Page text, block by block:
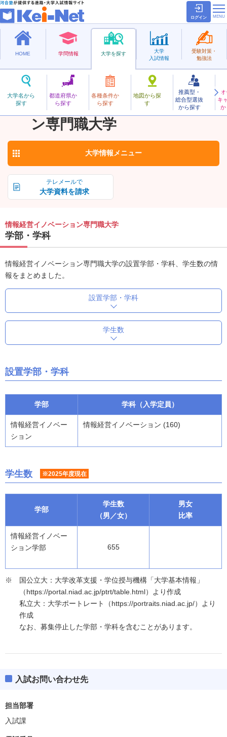
ログイン
HOME 学問情報 大学を探す
大学名から
探す
都道府県か
ら探す
各種条件か
ら探す
地図から探
す
推薦型・
総合型選抜
から探す
キ
か
大学
入試情報
受験対策・
勉強法
私立
じょうほうけいえいいのべーしょんせんもんしょく
情報経営イノベーショ
ン専門職大学
お気に入り
テレメールで
大学資料を請求
大学情報 メニュー
情報経営イノベーション専門職大学
学部・学科
情報経営イノベーション専門職大学の設置学部・学科、学生数の情
報をまとめました。
設置学部・学科
学生数
設置学部・学科
学部 学科（入学定員）
情報経営イノベー
ション
情報経営イノベーション (160)
学生数 ※2025年度現在
学部
学生数
（男／女）
男女
比率
情報経営イノベー
ション学部
655
国公立大：大学改革支援・学位授与機構「大学基本情報」
（https://portal.niad.ac.jp/ptrt/table.html）より作成
私立大：大学ポートレート（https://portraits.niad.ac.jp/）より
作成
なお、募集停止した学部・学科を含むことがあります。
入試お問い合わせ先
担当部署
入試課